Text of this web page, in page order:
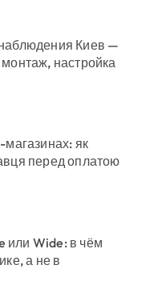
Киев —
настройка
як
перед оплатою
или Wide: в чём
а не в